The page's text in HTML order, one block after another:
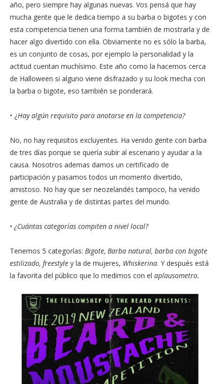
año, pero siempre hay algunas nuevas. Vos pensá que hay
mucha gente que le dedica tiempo a su barba o bigotes y con
esta competencia tienen una forma también de mostrarla y de
hacer algo divertido con ella. Obviamente no es sólo la barba,
es un conjunto de cosas, por ejemplo la personalidad y la
actitud cuentan muchísimo. Este año como la hacemos cerca
de Halloween si alguno viene disfrazado y su look mecha con
la barba o bigote, eso también se ponderará.
• ¿Hay algún requisito para anotarse en la competencia?
No, no hay requisitos excluyentes. Ha venido gente con barba
de tres días porque se quería subir al escenario y ayudar a la
causa. Nosotros ademas damos un certificado de
participación y pasamos todos un momento divertido,
amistoso. No hay que ser neozelandés tampoco, ha venido
gente de Australia y de distintas partes del mundo.
• ¿Cuántas categorías compiten a nivel local?
Tenemos 5 categorías: Bigote, Barba natural, barba con bigote
estilizado, freestyle y la de mujeres, Whiskerina. Y después está
la favorita del público que lo medimos con el aplausometro.